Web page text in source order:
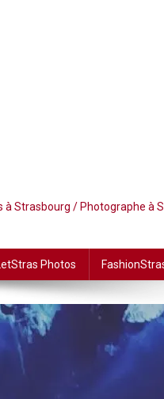
Strasbourg / Photographe à
Photos